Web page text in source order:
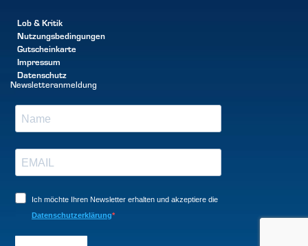
Lob & Kritik
Nutzungsbedingungen
Gutscheinkarte
Impressum
Datenschutz
Newsletteranmeldung
Ich möchte Ihren Newsletter erhalten und akzeptiere die
Datenschutzerklärung